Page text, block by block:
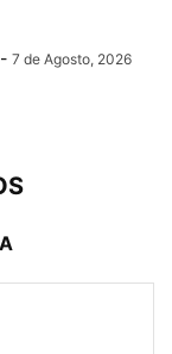
- 7 de Agosto, 2026